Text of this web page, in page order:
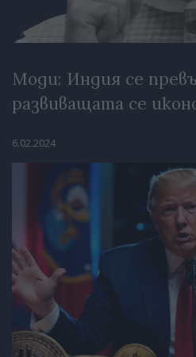
Моди: Индия се
развиващата се
6.02.2024